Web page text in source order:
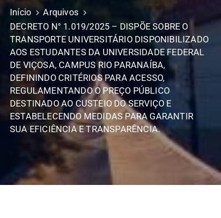
Início
Arquivos
DECRETO N° 1.019/2025 – DISPÕE SOBRE O
TRANSPORTE UNIVERSITÁRIO DISPONIBILIZADO
AOS ESTUDANTES DA UNIVERSIDADE FEDERAL
DE VIÇOSA, CAMPUS RIO PARANAÍBA,
DEFININDO CRITÉRIOS PARA ACESSO,
REGULAMENTANDO O PREÇO PÚBLICO
DESTINADO AO CUSTEIO DO SERVIÇO E
ESTABELECENDO MEDIDAS PARA GARANTIR
SUA EFICIÊNCIA E TRANSPARÊNCIA.